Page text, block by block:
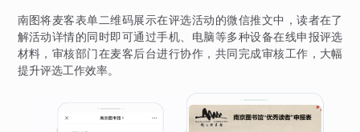
南图将麦客表单二维码展示在评选活动的微信推文中，读者在了
解活动详情的同时即可通过手机、电脑等多种设备在线申报评选
材料，审核部门在麦客后台进行协作，共同完成审核工作，大幅
提升评选工作效率。